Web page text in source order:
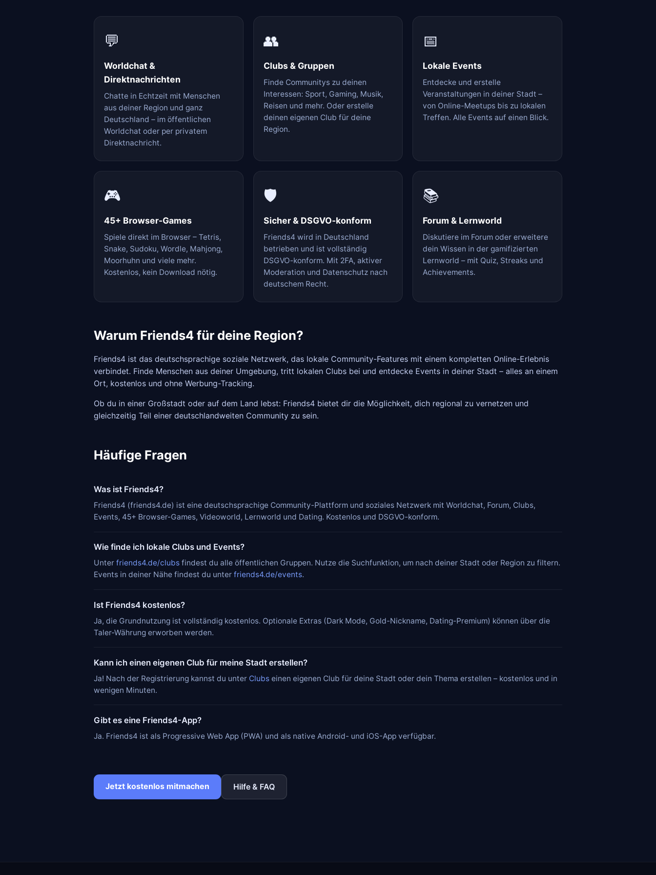
💬
Worldchat &
Direktnachrichten
Chatte in Echtzeit mit Menschen
aus deiner Region und ganz
Deutschland – im öffentlichen
Worldchat oder per privatem
Direktnachricht.
👥
Clubs & Gruppen
Finde Communitys zu deinen
Interessen: Sport, Gaming, Musik,
Reisen und mehr. Oder erstelle
deinen eigenen Club für deine
Region.
📅
Lokale Events
Entdecke und erstelle
Veranstaltungen in deiner Stadt –
von Online-Meetups bis zu lokalen
Treffen. Alle Events auf einen Blick.
🎮
45+ Browser-Games
Spiele direkt im Browser – Tetris,
Snake, Sudoku, Wordle, Mahjong,
Moorhuhn und viele mehr.
Kostenlos, kein Download nötig.
🛡️
Sicher & DSGVO-konform
Friends4 wird in Deutschland
betrieben und ist vollständig
DSGVO-konform. Mit 2FA, aktiver
Moderation und Datenschutz nach
deutschem Recht.
📚
Forum & Lernworld
Diskutiere im Forum oder erweitere
dein Wissen in der gamifizierten
Lernworld – mit Quiz, Streaks und
Achievements.
Warum Friends4 für deine Region?
Friends4 ist das deutschsprachige soziale Netzwerk, das lokale Community-Features mit einem kompletten Online-Erlebnis
verbindet. Finde Menschen aus deiner Umgebung, tritt lokalen Clubs bei und entdecke Events in deiner Stadt – alles an einem
Ort, kostenlos und ohne Werbung-Tracking.
Ob du in einer Großstadt oder auf dem Land lebst: Friends4 bietet dir die Möglichkeit, dich regional zu vernetzen und
gleichzeitig Teil einer deutschlandweiten Community zu sein.
Häufige Fragen
Was ist Friends4?
Friends4 (friends4.de) ist eine deutschsprachige Community-Plattform und soziales Netzwerk mit Worldchat, Forum, Clubs,
Events, 45+ Browser-Games, Videoworld, Lernworld und Dating. Kostenlos und DSGVO-konform.
Wie finde ich lokale Clubs und Events?
Unter friends4.de/clubs findest du alle öffentlichen Gruppen. Nutze die Suchfunktion, um nach deiner Stadt oder Region zu filtern.
Events in deiner Nähe findest du unter friends4.de/events.
Ist Friends4 kostenlos?
Ja, die Grundnutzung ist vollständig kostenlos. Optionale Extras (Dark Mode, Gold-Nickname, Dating-Premium) können über die
Taler-Währung erworben werden.
Kann ich einen eigenen Club für meine Stadt erstellen?
Ja! Nach der Registrierung kannst du unter Clubs einen eigenen Club für deine Stadt oder dein Thema erstellen – kostenlos und in
wenigen Minuten.
Gibt es eine Friends4-App?
Ja. Friends4 ist als Progressive Web App (PWA) und als native Android- und iOS-App verfügbar.
Jetzt kostenlos mitmachen Hilfe & FAQ